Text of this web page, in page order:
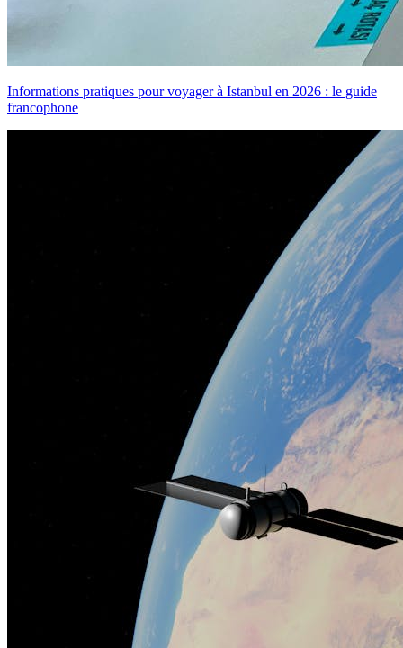
Informations pratiques pour voyager à Istanbul en 2026 : le guide
francophone